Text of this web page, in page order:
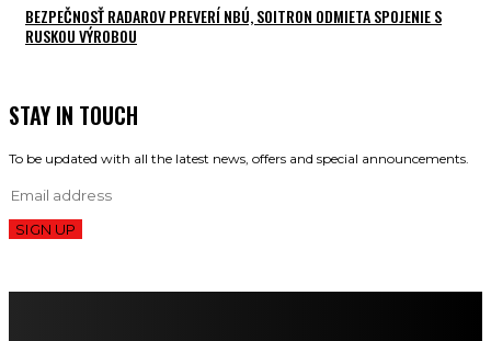
BEZPEČNOSŤ RADAROV PREVERÍ NBÚ, SOITRON ODMIETA SPOJENIE S
RUSKOU VÝROBOU
STAY IN TOUCH
To be updated with all the latest news, offers and special announcements.
SIGN UP